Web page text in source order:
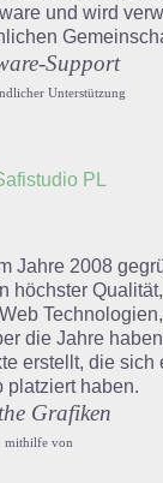
und wird
Support
Unterstützung
Jahre 2008
höchster
die Jahre
erstellt, die sich
platziert haben.
Grafiken
mithilfe von